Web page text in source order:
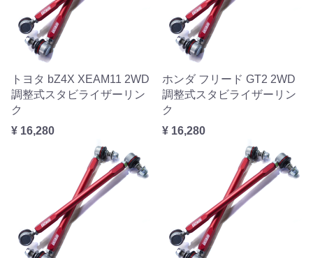
トヨタ bZ4X XEAM11 2WD
調整式スタビライザーリン
ク
¥ 16,280
ホンダ フリード GT2 2WD
調整式スタビライザーリン
ク
¥ 16,280